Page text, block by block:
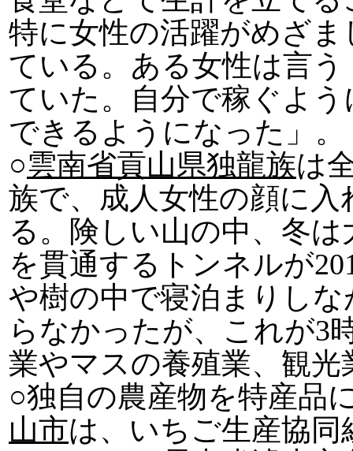
特に女性の活躍がめざ
ている。ある女性は言
ていた。自分で稼ぐよ
できるようになった」。
○雲南省貢山県独龍族は
族で、成人女性の顔に
る。険しい山の中、冬
を貫通するトンネルが
や樹の中で寝泊まりし
らなかったが、これが3
業やマスの養殖業、観
○独自の農産物を特産品
山市は、いちご生産協同